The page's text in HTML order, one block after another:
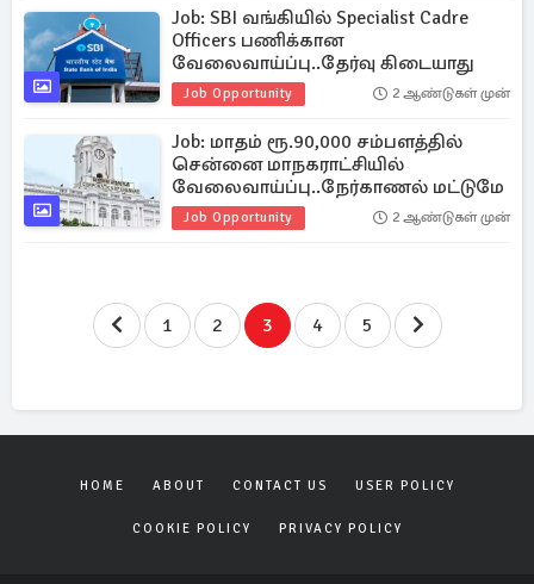
Job: SBI வங்கியில் Specialist Cadre
Officers பணிக்கான
வேலைவாய்ப்பு..தேர்வு கிடையாது
Job Opportunity 2 ஆண்டுகள் முன்
Job: மாதம் ரூ.90,000 சம்பளத்தில்
சென்னை மாநகராட்சியில்
வேலைவாய்ப்பு..நேர்காணல் மட்டுமே
Job Opportunity 2 ஆண்டுகள் முன்
1 2 3 4 5
HOME ABOUT CONTACT US USER POLICY
COOKIE POLICY PRIVACY POLICY